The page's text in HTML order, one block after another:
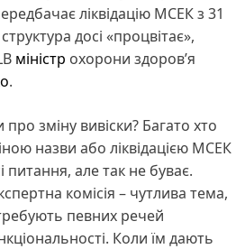
ліквідацію МСЕК з 31
досі «процвітає»,
міністр охорони здоров’я
.
зміну вивіски? Багато хто
назви або ліквідацією МСЕК
питання, але так не буває.
комісія – чутлива тема,
певних речей
Коли їм дають